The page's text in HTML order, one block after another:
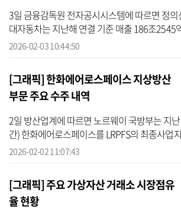
3일 금융감독원 전자공시시스템에 따르면 정
대자동차는 지난해 연결 기준 매출 186조2545
비 6.3% 증가했다. 기아 역시 정의선 회장 체제
2026-02-03 10:44:50
[그래픽] 한화에어로스페이스 지상방산
부문 주요 수주 내역
2일 방산업계에 따르면 노르웨이 국방부는 지
간) 한화에어로스페이스를 LRPFS의 최종사업
사업은 190억크로네(한화 약 2조8000억원) 규모
2026-02-02 11:07:43
[그래픽] 주요 가상자산 거래소 시장점유
율 현황